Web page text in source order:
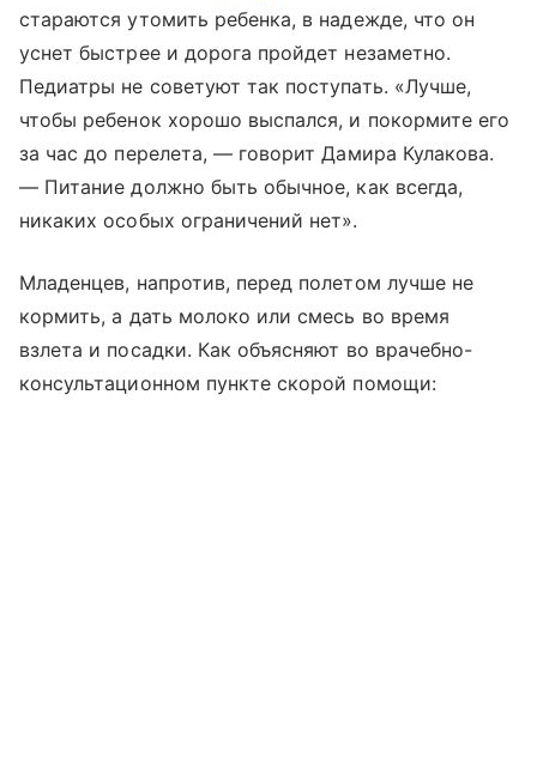
стараются утомить ребенка, в надежде, что он
уснет быстрее и дорога пройдет незаметно.
Педиатры не советуют так поступать. «Лучше,
чтобы ребенок хорошо выспался, и покормите его
за час до перелета, — говорит Дамира Кулакова.
— Питание должно быть обычное, как всегда,
никаких особых ограничений нет».
Младенцев, напротив, перед полетом лучше не
кормить, а дать молоко или смесь во время
взлета и посадки. Как объясняют во врачебно-
консультационном пункте скорой помощи: